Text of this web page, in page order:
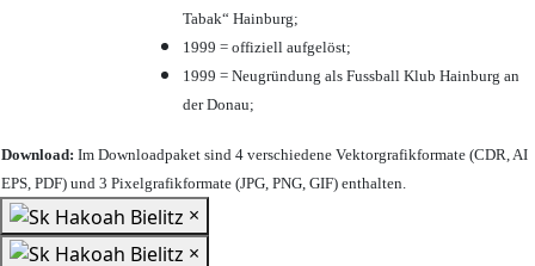
Tabak“ Hainburg;
1999 = offiziell aufgelöst;
1999 = Neugründung als Fussball Klub Hainburg an
der Donau;
Download: Im Downloadpaket sind 4 verschiedene Vektorgrafikformate (CDR, AI
EPS, PDF) und 3 Pixelgrafikformate (JPG, PNG, GIF) enthalten.
×
×